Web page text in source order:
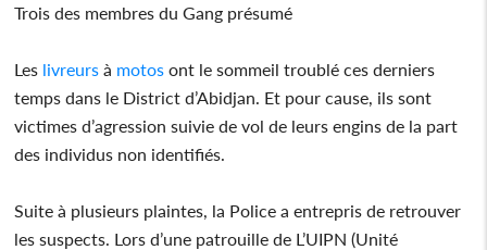
Trois des membres du Gang présumé
Les livreurs à motos ont le sommeil troublé ces derniers
temps dans le District d’Abidjan. Et pour cause, ils sont
victimes d’agression suivie de vol de leurs engins de la part
des individus non identifiés.
Suite à plusieurs plaintes, la Police a entrepris de retrouver
les suspects. Lors d’une patrouille de L’UIPN (Unité